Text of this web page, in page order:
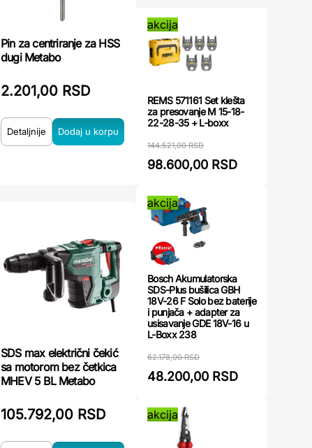
Pin za centriranje za HSS
dugi Metabo
2.201,00 RSD
Detaljnije
SDS max električni čekić
sa motorom bez četkica
MHEV 5 BL Metabo
105.792,00 RSD
akcija
REMS 571161 Set klešta
za presovanje M 15-18-
22-28-35 + L-boxx
144.521,00 RSD
98.600,00 RSD
akcija
Bosch Akumulatorska
SDS-Plus bušilica GBH
18V-26 F Solo bez baterije
i punjača + adapter za
usisavanje GDE 18V-16 u
L-Boxx 238
62.178,00 RSD
48.200,00 RSD
akcija